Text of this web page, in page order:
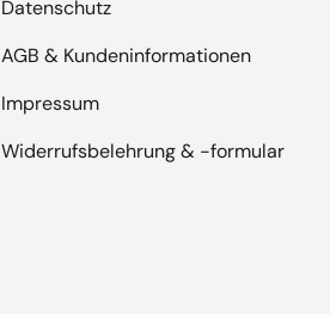
Datenschutz
AGB & Kundeninformationen
Impressum
Widerrufsbelehrung & -formular